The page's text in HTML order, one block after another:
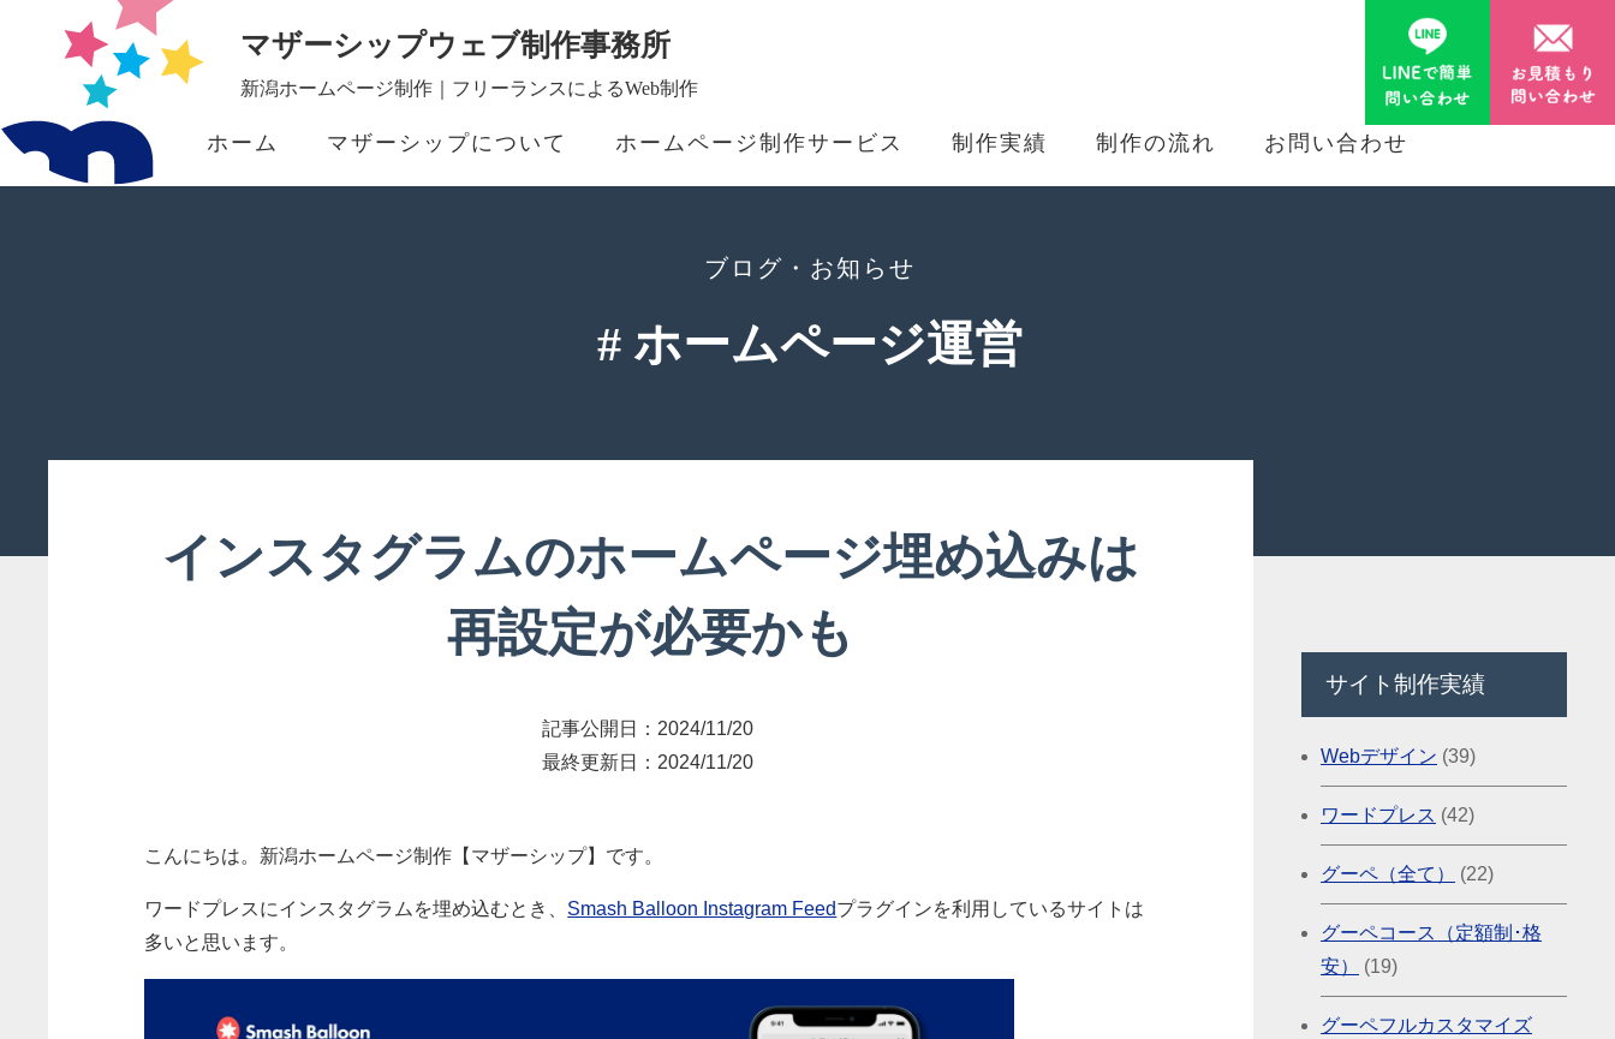
マザーシップウェブ制作事務所
新潟ホームページ制作｜フリーランスによるWeb制作
ホーム マザーシップについて ホームページ制作サービス 制作実績 制作の流れ お問い合わせ
ブログ・お知らせ
# ホームページ運営
インスタグラムのホームページ埋め込みは
再設定が必要かも
記事公開日： 2024/11/20
最終更新日： 2024/11/20
こんにちは。新潟ホームページ制作【マザーシップ】です。
ワードプレスにインスタグラムを埋め込むとき、 Smash Balloon Instagram Feedプラグインを利用しているサイトは
多いと思います。
サイト制作実績
Webデザイン (39)
ワードプレス (42)
グーペ（全て） (22)
グーペコース（定額制･格
安）
(19)
グーペフルカスタマイズ